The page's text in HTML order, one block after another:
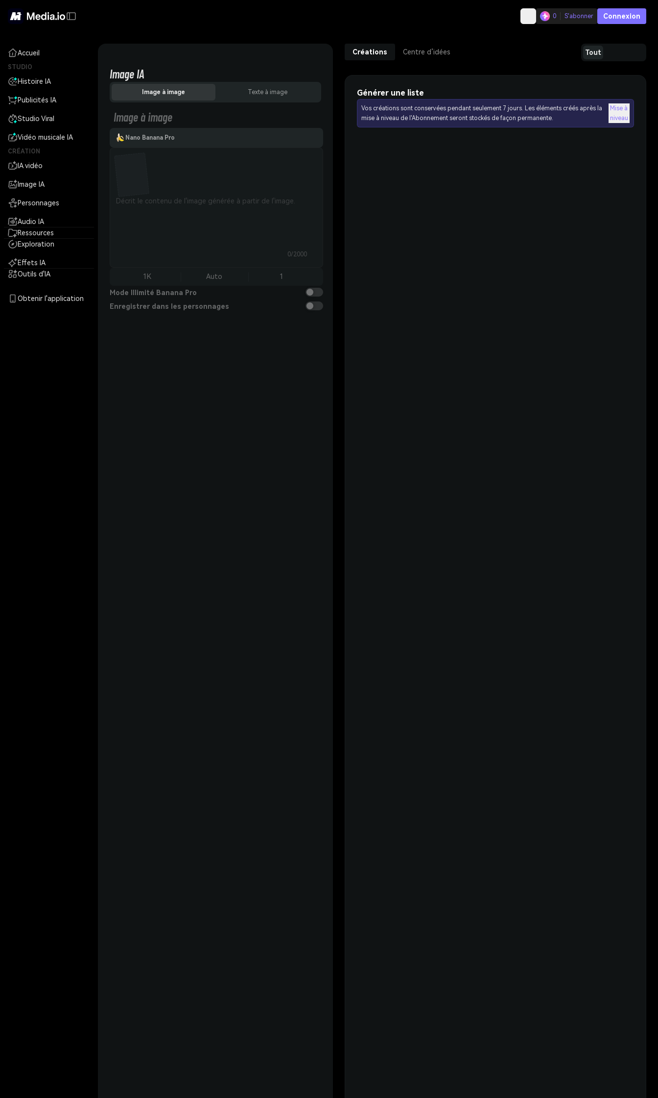
0 S'abonner Connexion
Accueil
STUDIO
Histoire IA
Publicités IA
Studio Viral
Vidéo musicale IA
CRÉATION
IA vidéo
Image IA
Personnages
Audio IA
Ressources
Exploration
Effets IA
Outils d'IA
Obtenir l'application
Image IA
Image à image Texte à image
Image à image
Nano Banana Pro
0/2000
1K Auto 1
Mode Illimité Banana Pro
Enregistrer dans les personnages
Créations Centre d’idées Tout
Générer une liste
Vos créations sont conservées pendant seulement 7 jours. Les éléments créés après la
mise à niveau de l'Abonnement seront stockés de façon permanente.
Mise à
niveau